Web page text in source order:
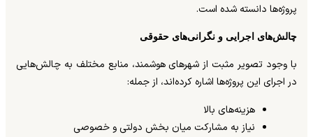
پروژه‌ها دانسته شده است.
چالش‌های اجرایی و نگرانی‌های حقوقی
با وجود تصویر مثبت از شهرهای هوشمند، منابع مختلف به چالش‌هایی
در اجرای این پروژه‌ها اشاره کرده‌اند، از جمله:
هزینه‌های بالا
نیاز به مشارکت میان بخش دولتی و خصوصی